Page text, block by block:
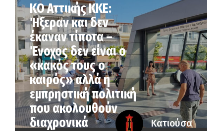
KO Αττικής ΚΚΕ:
Ήξεραν και δεν
έκαναν τίποτα –
Ένοχος δεν είναι ο
«κακός τους ο
καιρός» αλλά η
εµπρηστική πολιτική
που ακολουθούν
διαχρονικά
Κατιούσα